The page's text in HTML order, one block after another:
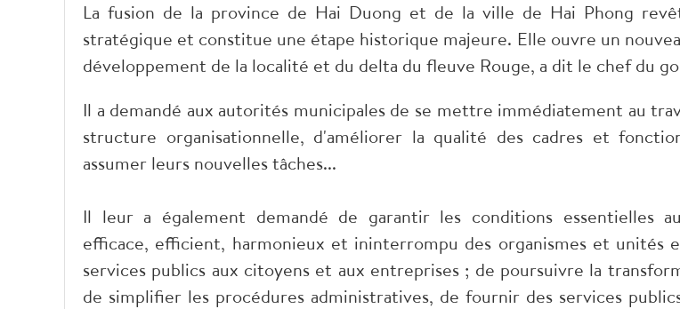
La fusion de la province de Hai Duong et de la ville de Hai Phong
stratégique et constitue une étape historique majeure. Elle ouvre un
développement de la localité et du delta du fleuve Rouge, a dit le chef du
Il a demandé aux autorités municipales de se mettre immédiatement au
structure organisationnelle, d'améliorer la qualité des cadres et
assumer leurs nouvelles tâches...
Il leur a également demandé de garantir les conditions essentielles
efficace, efficient, harmonieux et ininterrompu des organismes et unités
services publics aux citoyens et aux entreprises ; de poursuivre la
de simplifier les procédures administratives, de fournir des services